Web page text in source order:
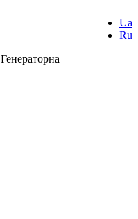
Ua
Ru
Генераторна